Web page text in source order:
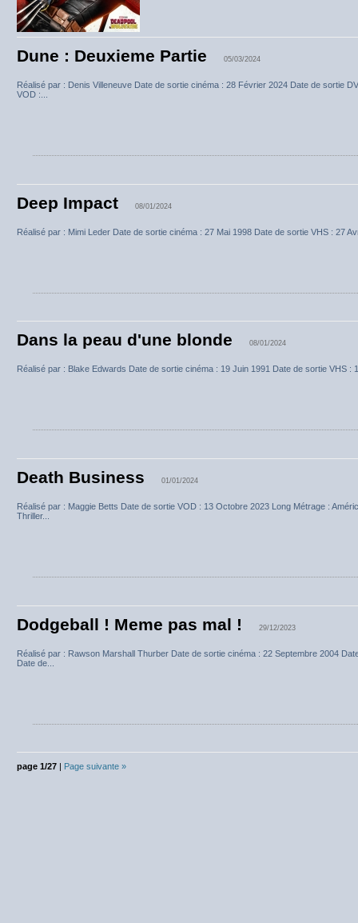
Dune : Deuxieme Partie 05/03/2024
Réalisé par : Denis Villeneuve Date de sortie cinéma : 28 Février 2024 Date de sortie
VOD :...
Deep Impact 08/01/2024
Réalisé par : Mimi Leder Date de sortie cinéma : 27 Mai 1998 Date de sortie VHS : 27
Dans la peau d'une blonde 08/01/2024
Réalisé par : Blake Edwards Date de sortie cinéma : 19 Juin 1991 Date de sortie VHS :
Death Business 01/01/2024
Réalisé par : Maggie Betts Date de sortie VOD : 13 Octobre 2023 Long Métrage :
Thriller...
Dodgeball ! Meme pas mal ! 29/12/2023
Réalisé par : Rawson Marshall Thurber Date de sortie cinéma : 22 Septembre 2004
Date de...
page 1/27 Page suivante »